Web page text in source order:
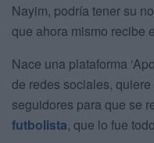
Nayim, podría tener su
que ahora mismo recibe
Nace una plataforma
de redes sociales,
seguidores para que se
futbolista, que lo fue